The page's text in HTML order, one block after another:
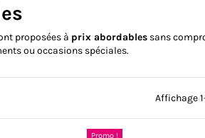
proposées à prix abordables sans
ou occasions spéciales.
Affichage
Promo !